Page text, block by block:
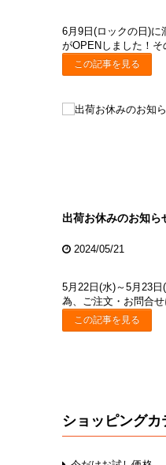
6月9日(ロックの日)に
がOPENしました！
この記事を見る
出荷お休みのお知ら
2024/05/21
5月22日(水)～5月23
為、ご注文・お問合
この記事を見る
ショッピングカ